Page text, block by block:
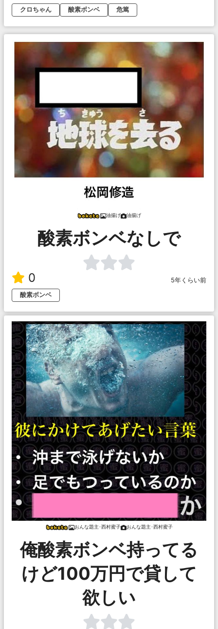
クロちゃん
酸素ボンベ 危篤
油揚げ 油揚げ
酸素ボンベなしで
0
5年くらい前
酸素ボンベ
おんな題主･西村蜜子 おんな題主･西村蜜子
俺酸素ボンベ持ってる
けど100万円で貸して
欲しい